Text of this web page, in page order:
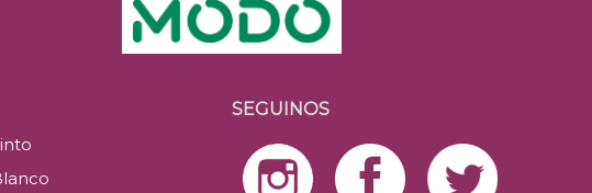
SEGUINOS